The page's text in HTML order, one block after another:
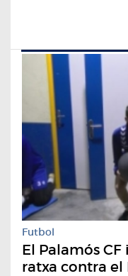
Futbol
El Palamós
ratxa contra el